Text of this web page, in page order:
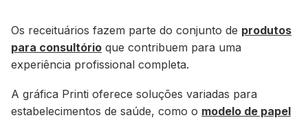
Os receituários fazem parte do conjunto de produtos
para consultório que contribuem para uma
experiência profissional completa.
A gráfica Printi oferece soluções variadas para
estabelecimentos de saúde, como o modelo de papel